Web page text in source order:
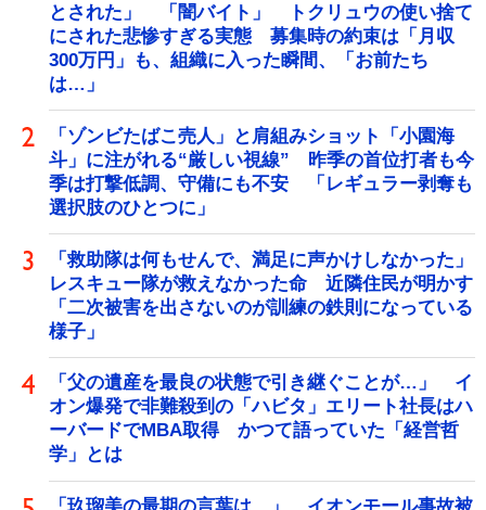
とされた」 「闇バイト」 トクリュウの使い捨て
にされた悲惨すぎる実態 募集時の約束は「月収
300万円」も、組織に入った瞬間、「お前たち
は…」
「ゾンビたばこ売人」と肩組みショット「小園海
斗」に注がれる“厳しい視線” 昨季の首位打者も今
季は打撃低調、守備にも不安 「レギュラー剥奪も
選択肢のひとつに」
「救助隊は何もせんで、満足に声かけしなかった」
レスキュー隊が救えなかった命 近隣住民が明かす
「二次被害を出さないのが訓練の鉄則になっている
様子」
「父の遺産を最良の状態で引き継ぐことが…」 イ
オン爆発で非難殺到の「ハビタ」エリート社長はハ
ーバードでMBA取得 かつて語っていた「経営哲
学」とは